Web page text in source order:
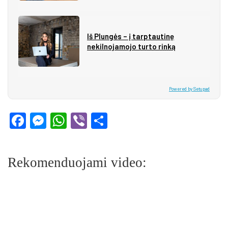
Iš Plungės – į tarptautinę
nekilnojamojo turto rinką
Powered by Setupad
Facebook
Messenger
WhatsApp
Viber
Rekomenduojami video: